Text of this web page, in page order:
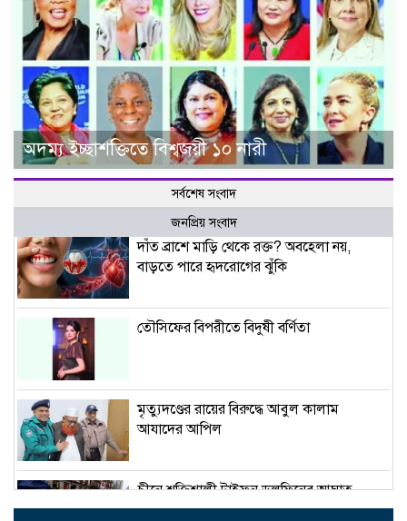
অদম্য ইচ্ছাশক্তিতে বিশ্বজয়ী ১০ নারী
সর্বশেষ সংবাদ
জনপ্রিয় সংবাদ
দাঁত ব্রাশে মাড়ি থেকে রক্ত? অবহেলা নয়,
বাড়তে পারে হৃদরোগের ঝুঁকি
তৌসিফের বিপরীতে বিদুষী বর্ণিতা
মৃত্যুদণ্ডের রায়ের বিরুদ্ধে আবুল কালাম
আযাদের আপিল
চীনে শক্তিশালী টাইফুন ডলফিনের আঘাত,
ঘরছাড়া ১০ লাখ মানুষ